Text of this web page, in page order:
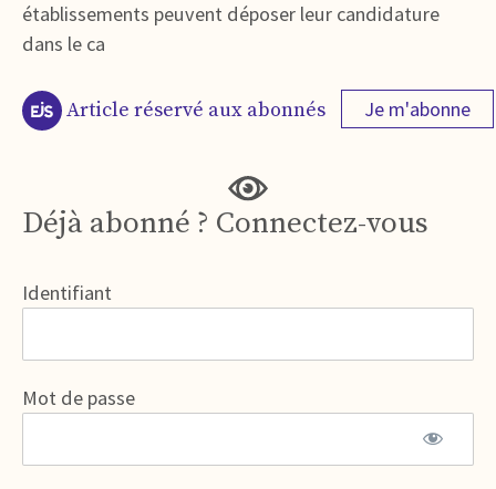
établissements peuvent déposer leur candidature
dans le ca
Article réservé aux abonnés Je m'abonne
Déjà abonné ? Connectez-vous
Identifiant
Mot de passe